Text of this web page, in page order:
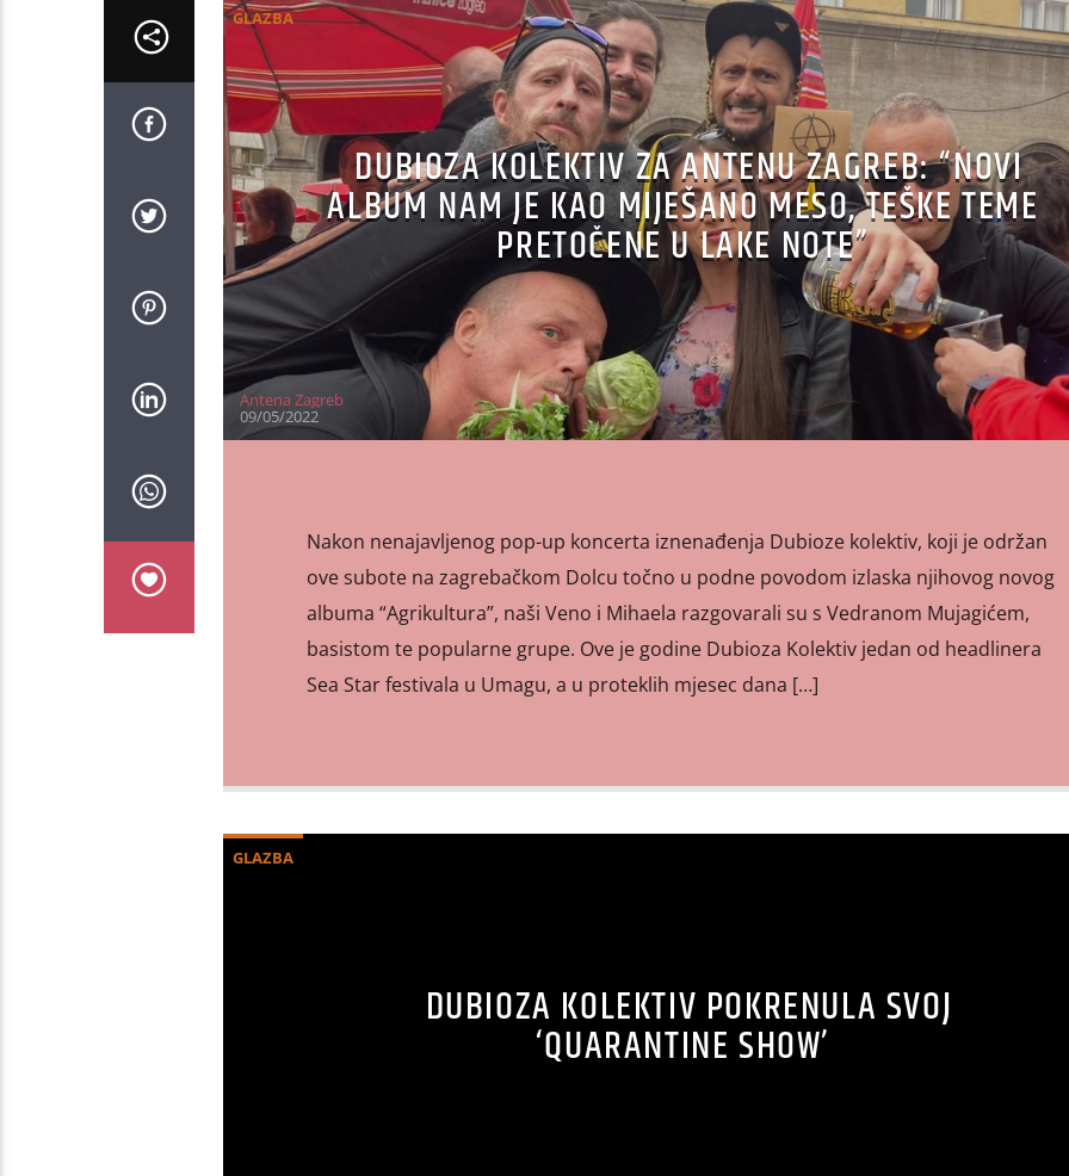
GLAZBA
DUBIOZA KOLEKTIV ZA ANTENU ZAGREB: “NOVI
ALBUM NAM JE KAO MIJEŠANO MESO, TEŠKE TEME
PRETOČENE U LAKE NOTE”
Antena Zagreb
09/05/2022
Nakon nenajavljenog pop-up koncerta iznenađenja Dubioze kolektiv, koji je održan
ove subote na zagrebačkom Dolcu točno u podne povodom izlaska njihovog novog
albuma “Agrikultura”, naši Veno i Mihaela razgovarali su s Vedranom Mujagićem,
basistom te popularne grupe. Ove je godine Dubioza Kolektiv jedan od headlinera
Sea Star festivala u Umagu, a u proteklih mjesec dana […]
GLAZBA
DUBIOZA KOLEKTIV POKRENULA SVOJ
‘QUARANTINE SHOW’